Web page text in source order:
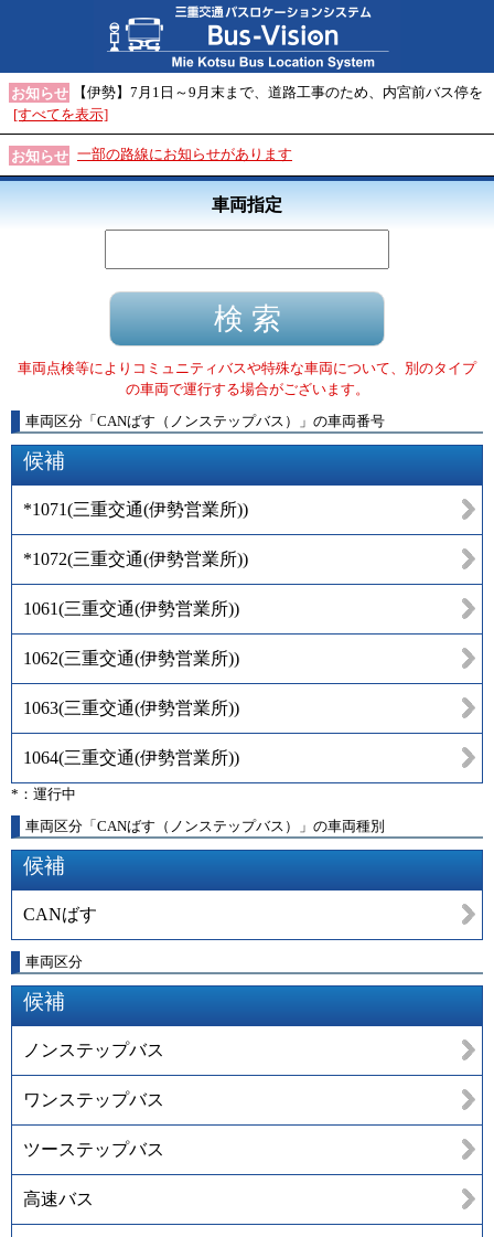
お知らせ
【伊勢】7月1日～9月末まで、道路工事のため、内宮前バス停を
[すべてを表示]
お知らせ 一部の路線にお知らせがあります
車両指定
車両点検等によりコミュニティバスや特殊な車両について、別のタイプ
の車両で運行する場合がございます。
車両区分 「 CANばす（ノンステップバス） 」 の車両番号
候補
*1071(三重交通(伊勢営業所))
*1072(三重交通(伊勢営業所))
1061(三重交通(伊勢営業所))
1062(三重交通(伊勢営業所))
1063(三重交通(伊勢営業所))
1064(三重交通(伊勢営業所))
*：運行中
車両区分「CANばす（ノンステップバス）」の車両種別
候補
CANばす
車両区分
候補
ノンステップバス
ワンステップバス
ツーステップバス
高速バス